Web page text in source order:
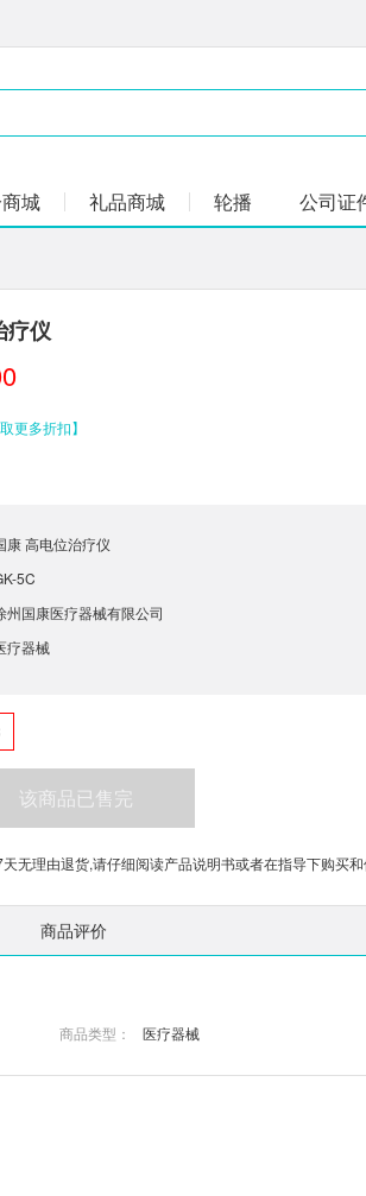
城 礼品商城 轮播 公司证
疗仪
更多折扣】
康 高电位治疗仪
5C
州国康医疗器械有限公司
疗器械
该商品已售完
天无理由退货,请仔细阅读产品说明书或者在指导下购买
商品评价
商品类型： 医疗器械